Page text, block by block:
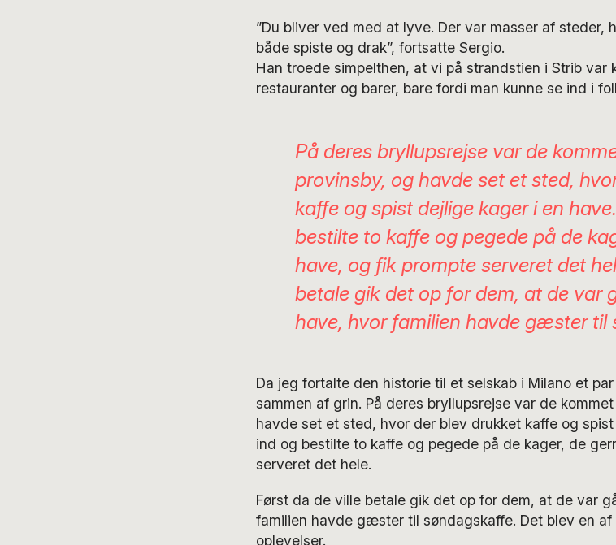
”Du bliver ved med at lyve. Der var masser af steder,
både spiste og drak”, fortsatte Sergio.
Han troede simpelthen, at vi på strandstien i Strib var
restauranter og barer, bare fordi man kunne se ind i
På deres bryllupsrejse var de
provinsby, og havde set et sted,
kaffe og spist dejlige kager i en
bestilte to kaffe og pegede på de
have, og fik prompte serveret det
betale gik det op for dem, at de var
have, hvor familien havde gæster til
Da jeg fortalte den historie til et selskab i Milano et
sammen af grin. På deres bryllupsrejse var de
havde set et sted, hvor der blev drukket kaffe og
ind og bestilte to kaffe og pegede på de kager, de
serveret det hele.
Først da de ville betale gik det op for dem, at de var
familien havde gæster til søndagskaffe. Det blev en af
oplevelser.